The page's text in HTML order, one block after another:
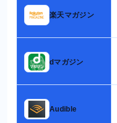
楽天マガジン
dマガジン
Audible